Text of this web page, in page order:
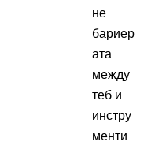
не
бариер
ата
между
теб и
инстру
менти